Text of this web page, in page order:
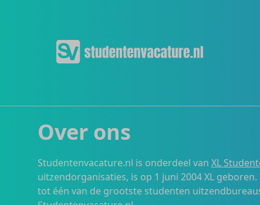
Over ons
Studentenvacature.nl is onderdeel van XL
uitzendorganisaties, is op 1 juni 2004 XL
tot één van de grootste studenten